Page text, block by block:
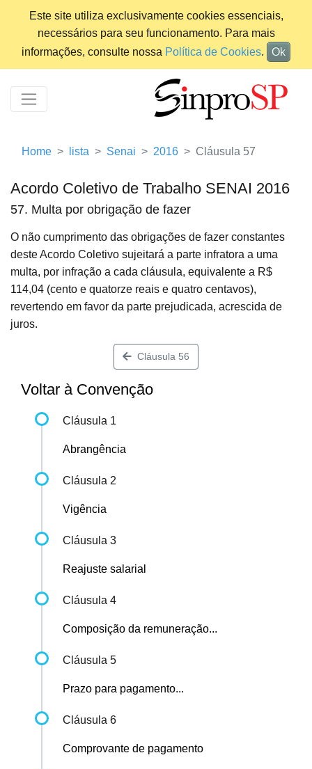
Este site utiliza exclusivamente cookies essenciais,
necessários para seu funcionamento. Para mais
informações, consulte nossa Política de Cookies. Ok
Home lista Senai 2016 Cláusula 57
Acordo Coletivo de Trabalho SENAI 2016
57. Multa por obrigação de fazer
O não cumprimento das obrigações de fazer constantes
deste Acordo Coletivo sujeitará a parte infratora a uma
multa, por infração a cada cláusula, equivalente a R$
114,04 (cento e quatorze reais e quatro centavos),
revertendo em favor da parte prejudicada, acrescida de
juros.
Cláusula 56
Voltar à Convenção
Cláusula 1
Abrangência
Cláusula 2
Vigência
Cláusula 3
Reajuste salarial
Cláusula 4
Composição da remuneração...
Cláusula 5
Prazo para pagamento...
Cláusula 6
Comprovante de pagamento